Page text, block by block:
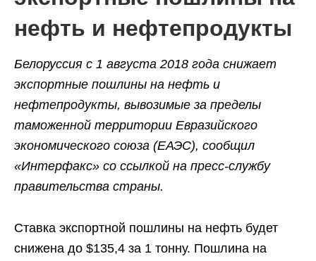
нефть и нефтепродукты
Белоруссия с 1 августа 2018 года снижает
экспортные пошлины на нефть и
нефтепродукты, вывозимые за пределы
таможенной территории Евразийского
экономического союза (ЕАЭС), сообщил
«Интерфакс» со ссылкой на пресс-службу
правительства страны.
Ставка экспортной пошлины на нефть будет
снижена до $135,4 за 1 тонну. Пошлина на